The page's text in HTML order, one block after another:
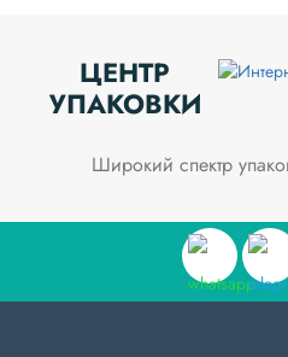
ЦЕНТР
УПАКОВКИ
Широкий спектр